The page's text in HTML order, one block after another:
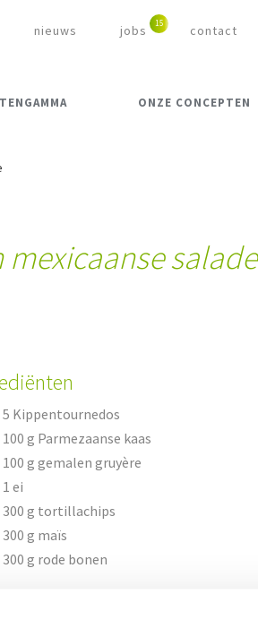
nieuws jobs contact
ONZE CONCEPTEN
salade
5 Kippentournedos
100 g Parmezaanse kaas
100 g gemalen gruyère
1 ei
300 g tortillachips
300 g maïs
300 g rode bonen